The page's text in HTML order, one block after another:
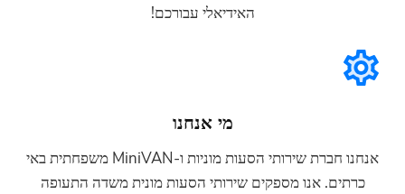
האידיאלי עבורכם!
אנחנו חברת שירותי הסעות מוניות ו-MiniVAN משפחתית באי
מספקים שירותי הסעות מונית משדה התעופה